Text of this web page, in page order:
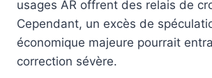
usages AR offrent des relais de
Cependant, un excès de
économique majeure pourrait
correction sévère.